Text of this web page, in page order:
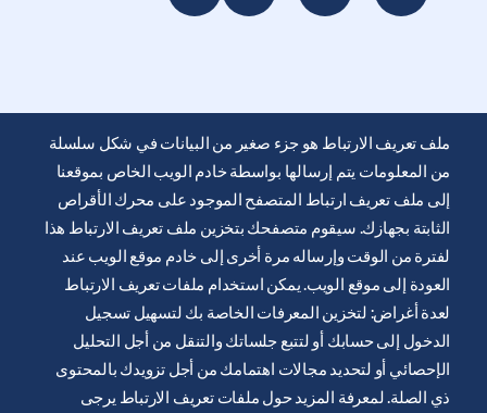
يتم توفير موقع الويب هذا من قِبل شركة ايرليكيد للرعاية الصحية
لتثقيف ودعم المصابين بالسكري. انها للعلم فقط ولا تحل محل
التوصيات الطبية. دائما اطلب المشورة من أخصائي الرعاية الصحية.
شروط وأحكام الموقع الإلكتروني
سياسة الخصوصية
تعريف ملف الارتباطات
ملف تعريف الارتباط هو جزء صغير من البيانات في شكل سلسلة
من المعلومات يتم إرسالها بواسطة خادم الويب الخاص بموقعنا
إلى ملف تعريف ارتباط المتصفح الموجود على محرك الأقراص
الثابتة بجهازك. سيقوم متصفحك بتخزين ملف تعريف الارتباط هذا
لفترة من الوقت وإرساله مرة أخرى إلى خادم موقع الويب عند
العودة إلى موقع الويب. يمكن استخدام ملفات تعريف الارتباط
لعدة أغراض: لتخزين المعرفات الخاصة بك لتسهيل تسجيل
الدخول إلى حسابك أو لتتبع جلساتك والتنقل من أجل التحليل
الإحصائي أو لتحديد مجالات اهتمامك من أجل تزويدك بالمحتوى
ذي الصلة. لمعرفة المزيد حول ملفات تعريف الارتباط يرجى